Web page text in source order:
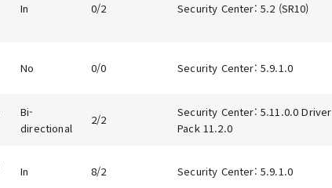
In 0/2 Security Center: 5.2 (SR10)
No 0/0 Security Center: 5.9.1.0
Bi-
directional
2/2
Security Center: 5.11.0.0 Driver
Pack 11.2.0
In 8/2 Security Center: 5.9.1.0